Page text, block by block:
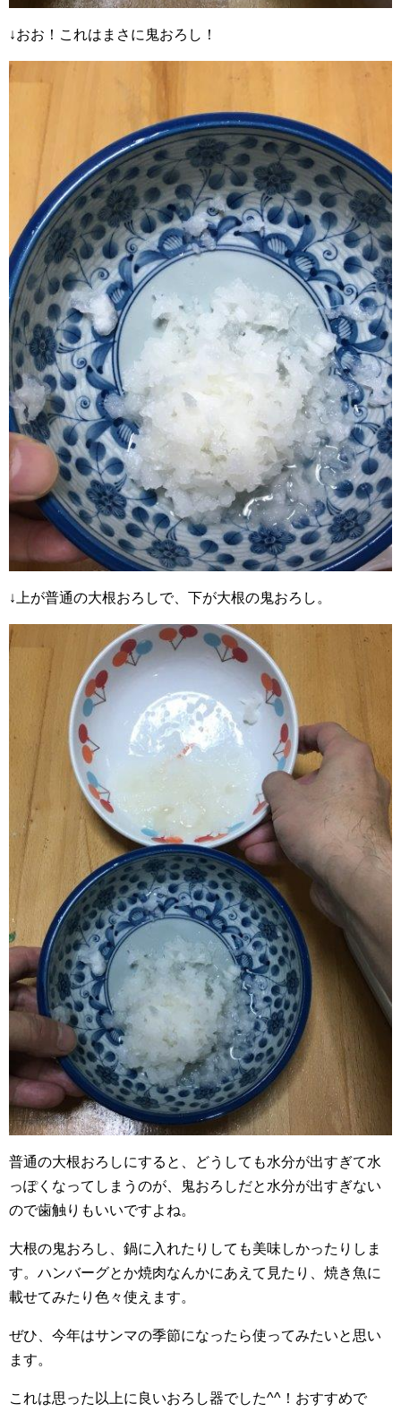
↓おお！これはまさに鬼おろし！
↓上が普通の大根おろしで、下が大根の鬼おろし。
普通の大根おろしにすると、どうしても水分が出すぎて水
っぽくなってしまうのが、鬼おろしだと水分が出すぎない
ので歯触りもいいですよね。
大根の鬼おろし、鍋に入れたりしても美味しかったりしま
す。ハンバーグとか焼肉なんかにあえて見たり、焼き魚に
載せてみたり色々使えます。
ぜひ、今年はサンマの季節になったら使ってみたいと思い
ます。
これは思った以上に良いおろし器でした^^！おすすめで